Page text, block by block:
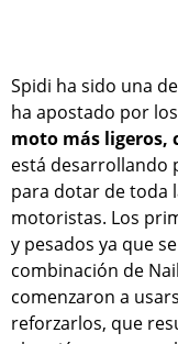
Spidi ha sido una
ha apostado por
moto más ligeros,
está desarrollando
para dotar de toda
motoristas. Los
y pesados ya que
combinación de
comenzaron a
reforzarlos, que